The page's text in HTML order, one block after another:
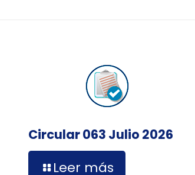
Circular 063 Julio 2026
Leer más